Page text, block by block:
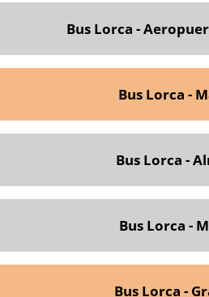
Bus Lorca -
Bus Lorca -
Bus Lorca -
Bus Lorca -
Bus Lorca - G